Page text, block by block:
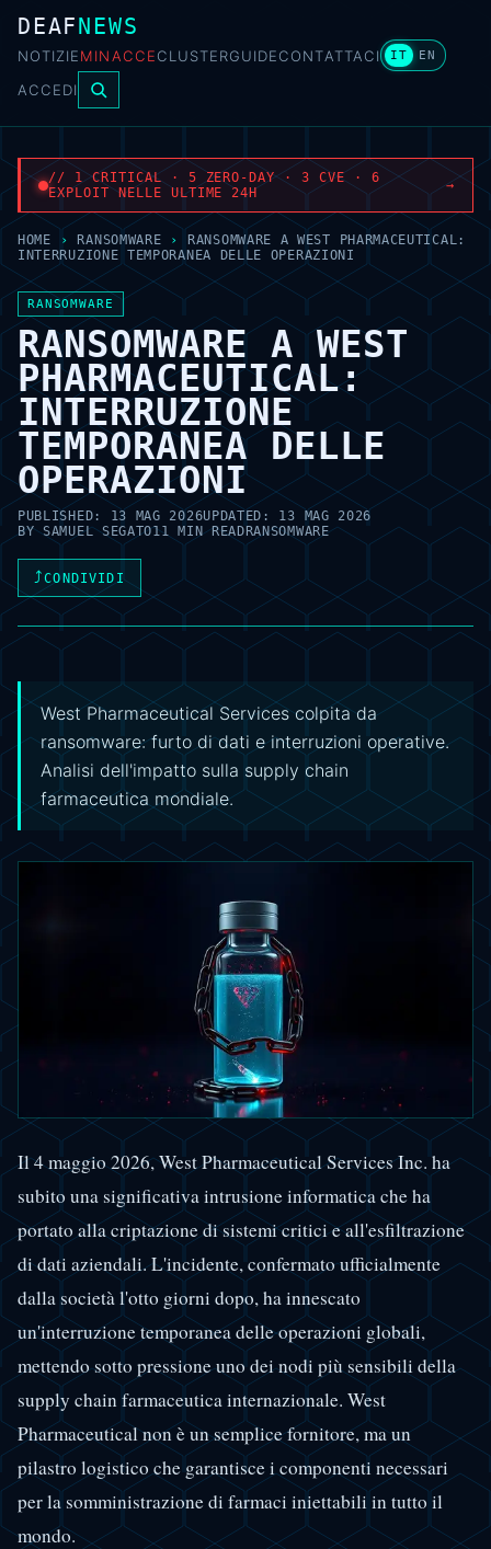
DEAFNEWS
NOTIZIEMINACCECLUSTERGUIDECONTATTACI IT EN
ACCEDI
// 1 CRITICAL · 5 ZERO-DAY · 3 CVE · 6
EXPLOIT NELLE ULTIME 24H
→
HOME › RANSOMWARE ›
RANSOMWARE A WEST PHARMACEUTICAL:
INTERRUZIONE TEMPORANEA DELLE OPERAZIONI
RANSOMWARE
RANSOMWARE A WEST
PHARMACEUTICAL:
INTERRUZIONE
TEMPORANEA DELLE
OPERAZIONI
PUBLISHED: 13 MAG 2026UPDATED: 13 MAG 2026
BYSAMUEL SEGATO11 MIN READ RANSOMWARE
⤴CONDIVIDI
West Pharmaceutical Services colpita da
ransomware: furto di dati e interruzioni operative.
Analisi dell'impatto sulla supply chain
farmaceutica mondiale.
Il 4 maggio 2026, West Pharmaceutical Services Inc. ha
subito una significativa intrusione informatica che ha
portato alla criptazione di sistemi critici e all'esfiltrazione
di dati aziendali. L'incidente, confermato ufficialmente
dalla società l'otto giorni dopo, ha innescato
un'interruzione temporanea delle operazioni globali,
mettendo sotto pressione uno dei nodi più sensibili della
supply chain farmaceutica internazionale. West
Pharmaceutical non è un semplice fornitore, ma un
pilastro logistico che garantisce i componenti necessari
per la somministrazione di farmaci iniettabili in tutto il
mondo.